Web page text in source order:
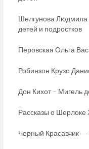
Шелгунова Людмила
детей и подростков
Перовская Ольга
Робинзон Крузо
Дон Кихот – Мигель
Рассказы о
Черный Красавчик